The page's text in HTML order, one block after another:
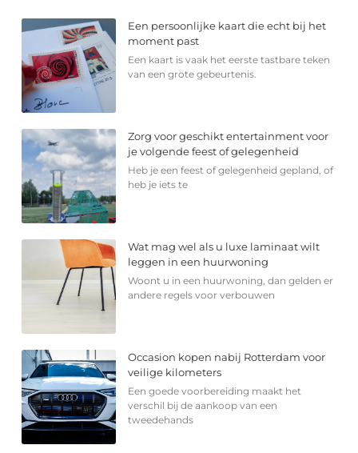
Een persoonlijke kaart die echt bij het
moment past
Een kaart is vaak het eerste tastbare teken
van een grote gebeurtenis.
Zorg voor geschikt entertainment voor
je volgende feest of gelegenheid
Heb je een feest of gelegenheid gepland, of
heb je iets te
Wat mag wel als u luxe laminaat wilt
leggen in een huurwoning
Woont u in een huurwoning, dan gelden er
andere regels voor verbouwen
Occasion kopen nabij Rotterdam voor
veilige kilometers
Een goede voorbereiding maakt het
verschil bij de aankoop van een
tweedehands